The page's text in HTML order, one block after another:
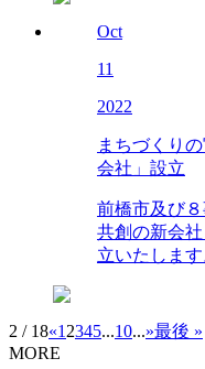
Oct
11
2022
まちづくり
会社」設立
前橋市及び
共創の新会
立いたしま
2 / 18«1 2345...10...»最後 »
MORE